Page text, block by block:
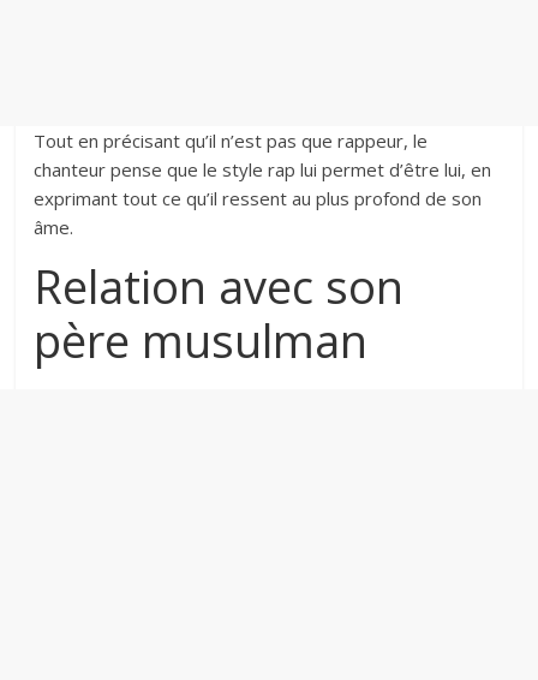
Tout en précisant qu’il n’est pas que rappeur, le
chanteur pense que le style rap lui permet d’être lui, en
exprimant tout ce qu’il ressent au plus profond de son
âme.
Relation avec son
père musulman